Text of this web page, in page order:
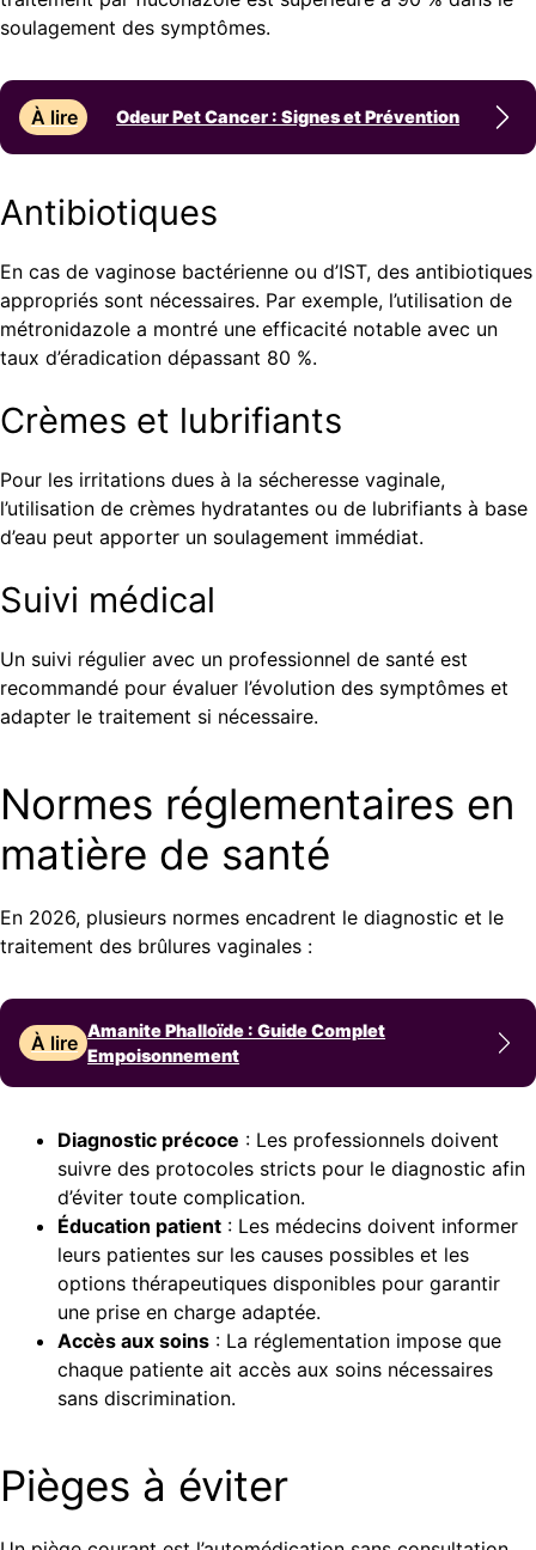
soulagement des symptômes.
À lire Odeur Pet Cancer : Signes et Prévention
Antibiotiques
En cas de vaginose bactérienne ou d’IST, des antibiotiques
appropriés sont nécessaires. Par exemple, l’utilisation de
métronidazole a montré une efficacité notable avec un
taux d’éradication dépassant 80 %.
Crèmes et lubrifiants
Pour les irritations dues à la sécheresse vaginale,
l’utilisation de crèmes hydratantes ou de lubrifiants à base
d’eau peut apporter un soulagement immédiat.
Suivi médical
Un suivi régulier avec un professionnel de santé est
recommandé pour évaluer l’évolution des symptômes et
adapter le traitement si nécessaire.
Normes réglementaires en
matière de santé
En 2026, plusieurs normes encadrent le diagnostic et le
traitement des brûlures vaginales :
À lire
Amanite Phalloïde : Guide Complet
Empoisonnement
Diagnostic précoce : Les professionnels doivent
suivre des protocoles stricts pour le diagnostic afin
d’éviter toute complication.
Éducation patient : Les médecins doivent informer
leurs patientes sur les causes possibles et les
options thérapeutiques disponibles pour garantir
une prise en charge adaptée.
Accès aux soins : La réglementation impose que
chaque patiente ait accès aux soins nécessaires
sans discrimination.
Pièges à éviter